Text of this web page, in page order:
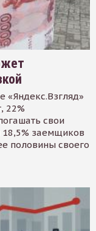
«Яндекс.Взгляд»
22%
свои
заемщиков
половины своего